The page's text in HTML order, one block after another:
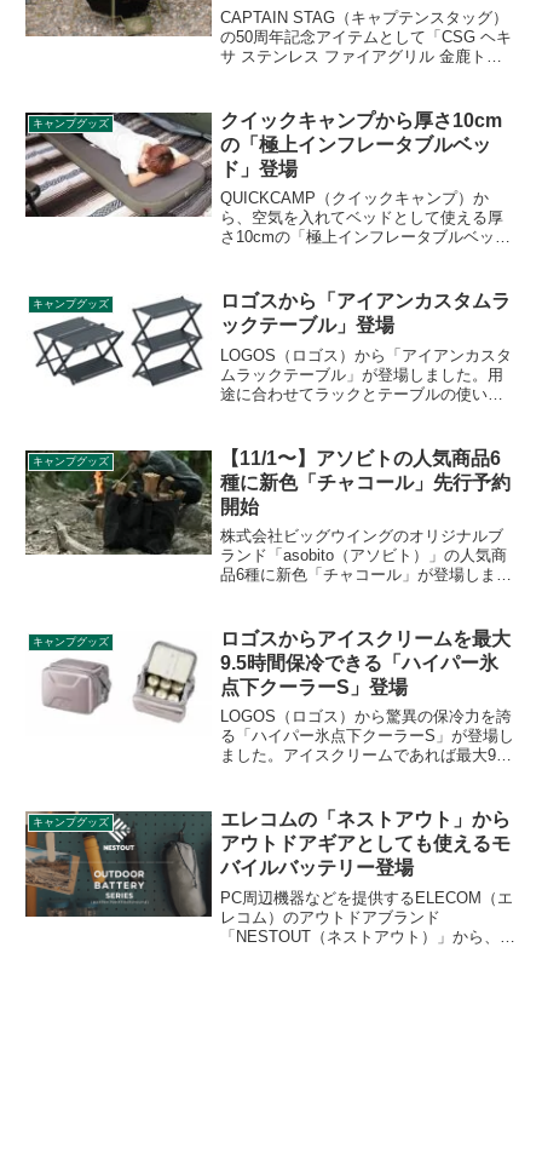
ット」
CAPTAIN STAG（キャプテンスタッグ）
の50周年記念アイテムとして「CSG ヘキ
サ ステンレス ファイアグリル 金鹿トン
テンレスファイアグリル」に、人気の
「鹿トング」を加えた、50周年ゴールド
バージョンの特別セットです。詳細をレ
ビューします。
キャンプグッズ
クイックキャンプから厚さ10cm
の「極上インフレータブルベッ
ド」登場
QUICKCAMP（クイックキャンプ）か
ら、空気を入れてベッドとして使える厚
さ10cmの「極上インフレータブルベッ
きそうです。詳細をレビューします。
キャンプグッズ
ロゴスから「アイアンカスタムラ
ックテーブル」登場
LOGOS（ロゴス）から「アイアンカスタ
ムラックテーブル」が登場しました。用
途に合わせてラックとテーブルの使い分
き、市販のS字フックを用意すればさらに
幅広く使用できます。詳細をレビューし
ます。
キャンプグッズ
【11/1〜】アソビトの人気商品6
種に新色「チャコール」先行予約
開始
株式会社ビッグウイングのオリジナルブ
ランド「asobito（アソビト）」の人気商
品6種に新色「チャコール」が登場しま
販売開始予定です。詳細をレビューしま
す。
キャンプグッズ
ロゴスからアイスクリームを最大
9.5時間保冷できる「ハイパー氷
点下クーラーS」登場
LOGOS（ロゴス）から驚異の保冷力を誇
る「ハイパー氷点下クーラーS」が登場し
ました。アイスクリームであれば最大9.5
トに収納できます。詳細をレビューしま
す。
キャンプグッズ
エレコムの「ネストアウト」から
アウトドアギアとしても使えるモ
バイルバッテリー登場
PC周辺機器などを提供するELECOM（エ
レコム）のアウトドアブランド
「NESTOUT（ネストアウト）」から、